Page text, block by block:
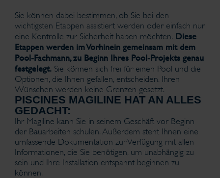
Sie können dabei bestimmen, ob Sie bei den
wichtigsten Etappen assistiert werden oder einfach nur
eine Kontrolle zur Sicherheit haben möchten. Diese
Etappen werden im Vorhinein gemeinsam mit dem
Pool-Fachmann, zu Beginn Ihres Pool-Projekts genau
festgelegt. Sie können sich frei für einen Pool und die
Optionen, die Ihnen gefallen, entscheiden. Ihren
Wünschen werden keine Grenzen gesetzt.
PISCINES MAGILINE HAT AN ALLES
GEDACHT:
Ihr Magiline kann Sie in seinem Geschäft vor Beginn
der Bauarbeiten schulen. Außerdem steht Ihnen eine
umfassende Dokumentation zur Verfügung mit allen
Informationen, die Sie benötigen, um unabhängig zu
sein und Ihre Installation entspannt beginnen zu
können.